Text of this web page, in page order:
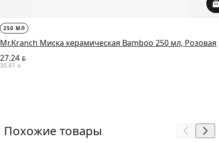
250 МЛ
Mr.Kranch Миска керамическая Bamboo 250 мл, Розовая
27.24 BYN
30.61 BYN
Похожие товары